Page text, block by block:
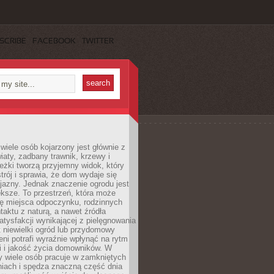
FACEBOOK TWITTER
osób kojarzony jest głównie z
zadbany trawnik, krzewy i
tworzą przyjemny widok, który
i sprawia, że dom wydaje się
Jednak znaczenie ogrodu jest
To przestrzeń, która może
miejsca odpoczynku, rodzinnych
z naturą, a nawet źródła
wynikającej z pielęgnowania
ogród lub przydomowy
potrafi wyraźnie wpłynąć na rytm
i jakość życia domowników. W
wiele osób pracuje w zamkniętych
i spędza znaczną część dnia